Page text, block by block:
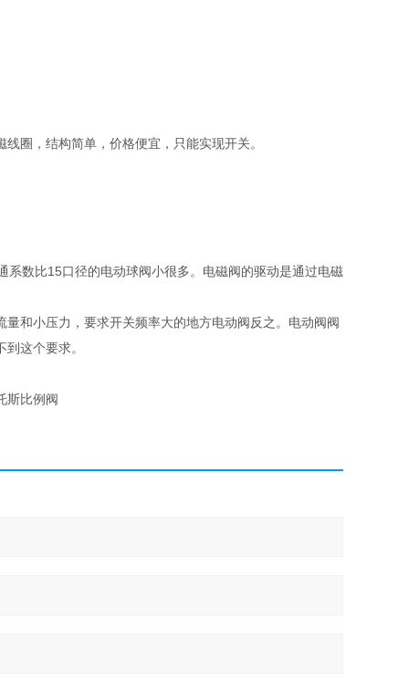
圈，结构简单，价格便宜，只能实现开关。
数比15口径的电动球阀小很多。电磁阀的驱动是通过电磁
和小压力，要求开关频率大的地方电动阀反之。电动阀阀
这个要求。
斯比例阀